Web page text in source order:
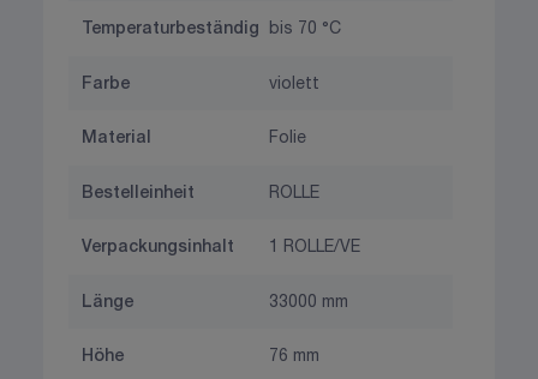
Temperaturbeständig bis 70 °C
Farbe violett
Material Folie
Bestelleinheit ROLLE
Verpackungsinhalt 1 ROLLE/VE
Länge 33000 mm
Höhe 76 mm